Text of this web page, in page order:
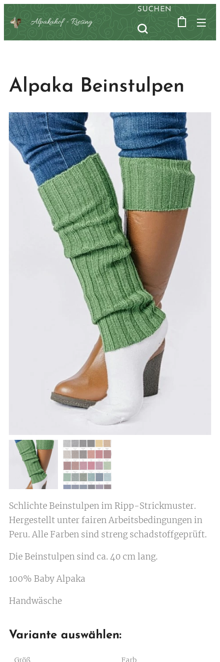
Alpakahof -Riesing
SUCHEN
Alpaka Beinstulpen
Schlichte Beinstulpen im Ripp-Strickmuster.
Hergestellt unter fairen Arbeitsbedingungen in
Peru. Alle Farben sind streng schadstoffgeprüft.
Die Beinstulpen sind ca. 40 cm lang.
100% Baby Alpaka
Handwäsche
Variante auswählen:
Größ Farb